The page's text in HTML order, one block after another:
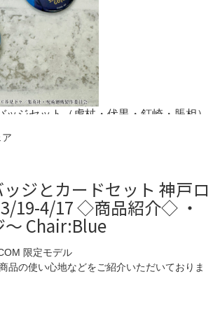
ア
ジとカードセット 神戸ロ
19-4/17 ◇商品紹介◇ ・
～ Chair:Blue
限定モデル
品の使い心地などをご紹介いただいておりま